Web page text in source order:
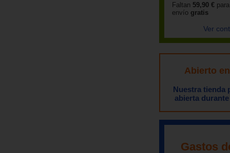
Faltan 59,90 €
envío gratis
Ver
Abierto
Nuestra tienda
abierta
Gastos